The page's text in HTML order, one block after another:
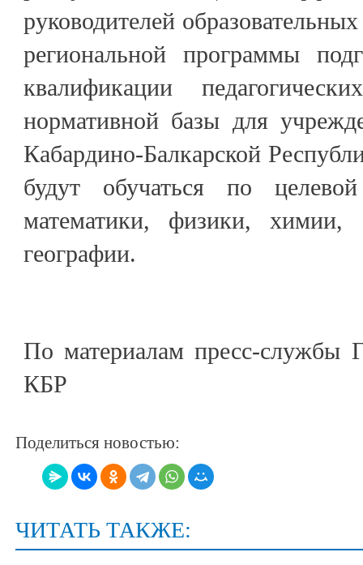
руководителей
региональной программы
квалификации
нормативной базы для
Кабардино-Балкарской
будут обучаться по
математики, физики, химии,
географии.
По материалам пресс-службы
КБР
Поделиться новостью:
ЧИТАТЬ ТАКЖЕ: